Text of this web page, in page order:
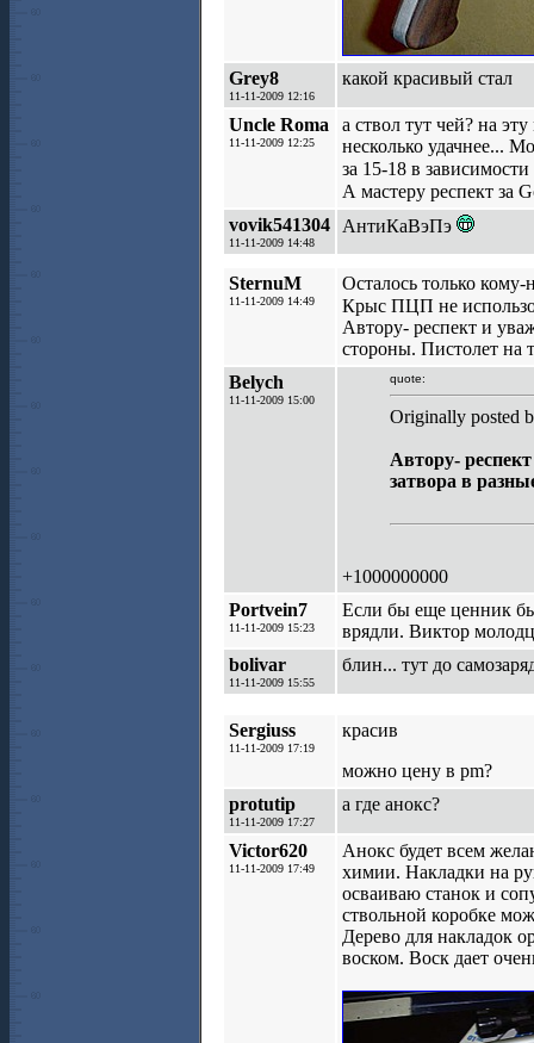
Grey8
11-11-2009 12:16
какой красивый стал
Uncle Roma
11-11-2009 12:25
а ствол тут чей? на
несколько удачнее...
за 15-18 в
А мастеру респект за
vovik541304
11-11-2009 14:48
АнтиКаВэПэ
SternuM
11-11-2009 14:49
Осталось только
Крыс ПЦП не
Автору- респект и
стороны. Пистолет на
Belych
11-11-2009 15:00
quote:
Originally posted
Автору-
затвора в
+1000000000
Portvein7
11-11-2009 15:23
Если бы еще ценник
врядли. Виктор
bolivar
11-11-2009 15:55
блин... тут до
Sergiuss
11-11-2009 17:19
красив
можно цену в pm?
protutip
11-11-2009 17:27
а где анокс?
Victor620
11-11-2009 17:49
Анокс будет всем
химии. Накладки на
осваиваю станок и
ствольной коробке
Дерево для накладок
воском. Воск дает